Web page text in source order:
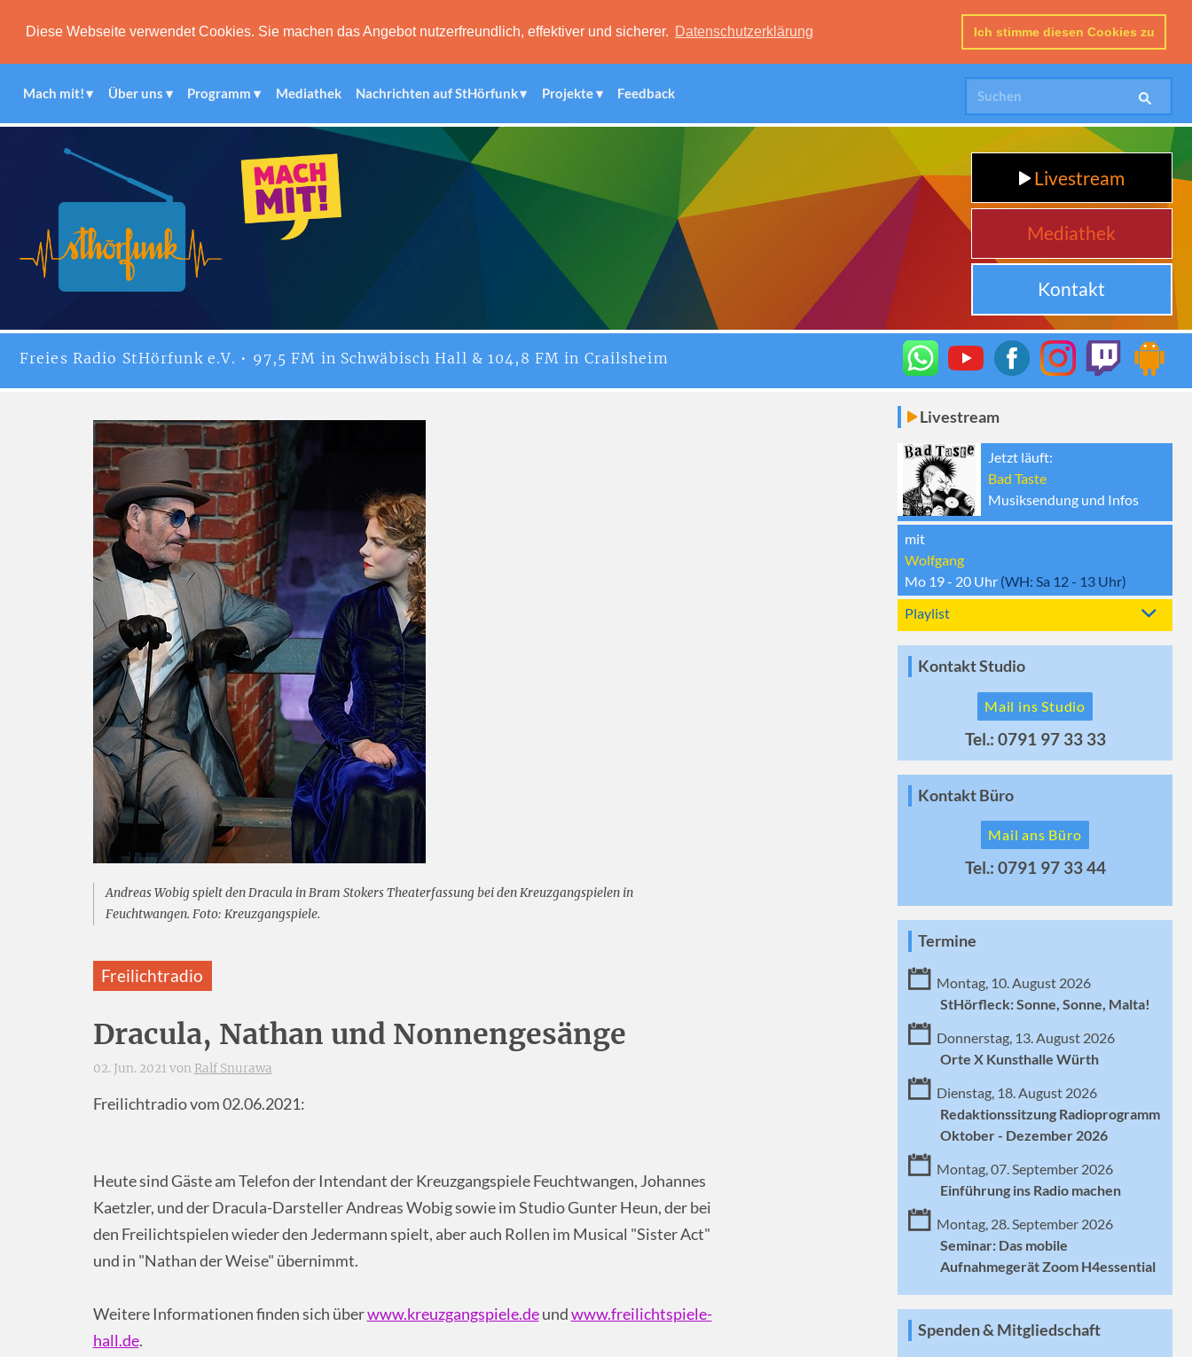
Diese Webseite verwendet Cookies. Sie machen das Angebot nutzerfreundlich, effektiver und sicherer. Datenschutzerklärung Ich stimme diesen Cookies zu
Mach mit! Über uns Programm Mediathek Nachrichten auf StHörfunk Projekte Feedback
Livestream
Mediathek
Kontakt
Freies Radio StHörfunke.V. • 97,5 FM in Schwäbisch Hall & 104,8 FM in Crailsheim
Andreas Wobig spielt den Dracula in Bram Stokers Theaterfassung bei den Kreuzgangspielen in
Feuchtwangen. Foto: Kreuzgangspiele.
Freilichtradio
Dracula, Nathan und Nonnengesänge
02. Jun. 2021 von Ralf Snurawa
Freilichtradio vom 02.06.2021:
Heute sind Gäste am Telefon der Intendant der Kreuzgangspiele Feuchtwangen, Johannes
Kaetzler, und der Dracula-Darsteller Andreas Wobig sowie im Studio Gunter Heun, der bei
den Freilichtspielen wieder den Jedermann spielt, aber auch Rollen im Musical "Sister Act"
und in "Nathan der Weise" übernimmt.
Weitere Informationen finden sich überwww.kreuzgangspiele.deundwww.freilichtspiele-
hall.de.
Livestream
Jetzt läuft:
Bad Taste
Musiksendung und Infos
mit
Wolfgang
Mo 19 - 20 Uhr (WH: Sa 12 - 13 Uhr)
Playlist
Kontakt Studio
Mail ins Studio
Tel.: 0791 97 33 33
Kontakt Büro
Mail ans Büro
Tel.: 0791 97 33 44
Termine
Montag, 10. August 2026
StHörfleck: Sonne, Sonne, Malta!
Donnerstag, 13. August 2026
Orte X Kunsthalle Würth
Dienstag, 18. August 2026
Redaktionssitzung Radioprogramm
Oktober - Dezember 2026
Montag, 07. September 2026
Einführung ins Radio machen
Montag, 28. September 2026
Seminar: Das mobile
Aufnahmegerät Zoom H4essential
Spenden & Mitgliedschaft